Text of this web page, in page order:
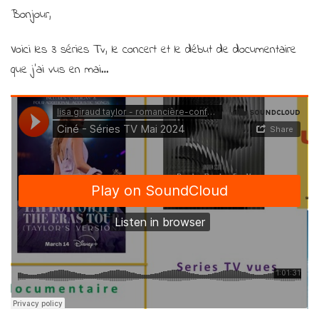
vus
en
Bonjour,
Voici les 3 séries Tv, le concert et le début de documentaire
que j’ai vus en mai…